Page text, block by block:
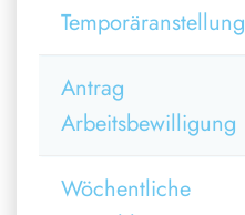
Temporäranstellung
Antrag
Arbeitsbewilligung
Wöchentliche